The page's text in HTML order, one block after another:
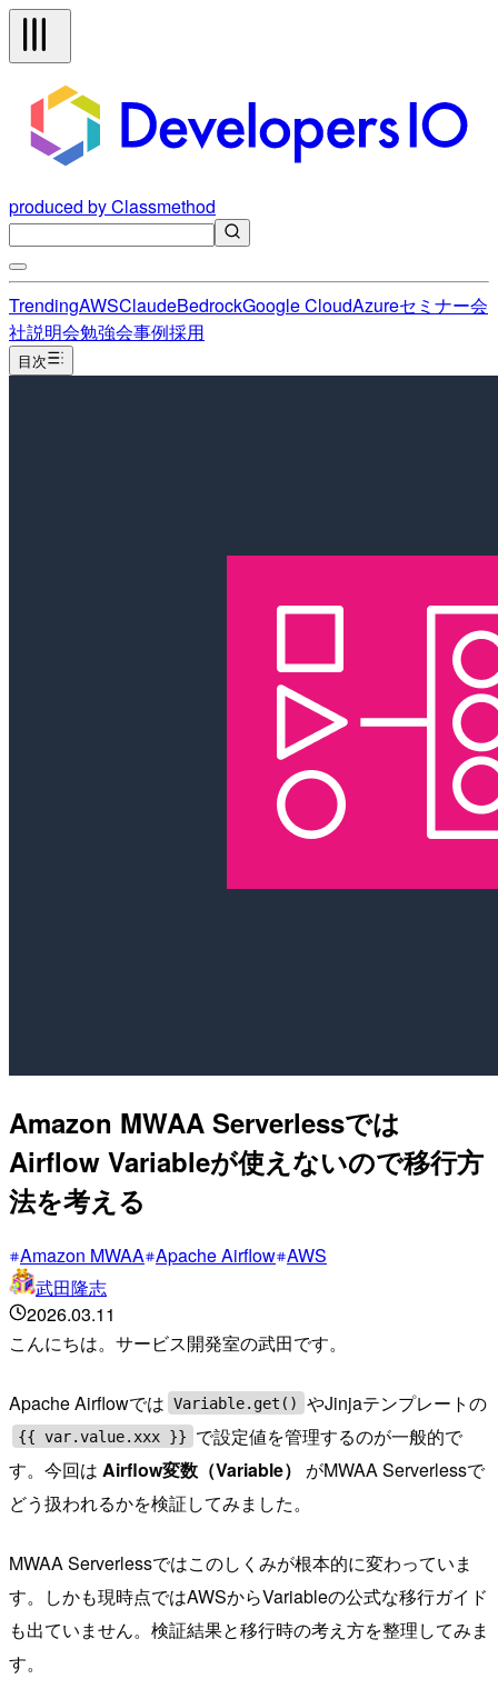
produced by Classmethod
TrendingAWSClaudeBedrockGoogle CloudAzureセミナー会
社説明会勉強会事例採用
目次
Amazon MWAA Serverlessでは
Airflow Variableが使えないので移行方
法を考える
Amazon MWAA Apache Airflow AWS
武田隆志
2026.03.11
こんにちは。サービス開発室の武田です。
Apache Airflowでは Variable.get() やJinjaテンプレートの
{{ var.value.xxx }}
で設定値を管理するのが一般的で
す。今回は Airflow変数（Variable）
がMWAA Serverlessで
どう扱われるかを検証してみました。
MWAA Serverlessではこのしくみが根本的に変わっていま
す。しかも現時点ではAWSからVariableの公式な移行ガイド
も出ていません。検証結果と移行時の考え方を整理してみま
す。